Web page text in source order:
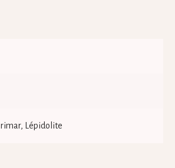
Lépidolite